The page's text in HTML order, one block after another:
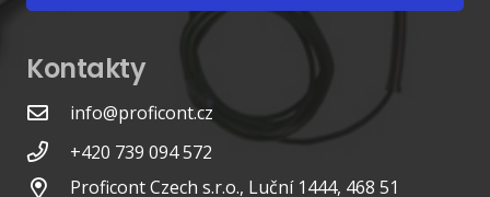
Kontakty
info@proficont.cz
+420 739 094 572
Proficont Czech s.r.o., Luční 1444, 468 51